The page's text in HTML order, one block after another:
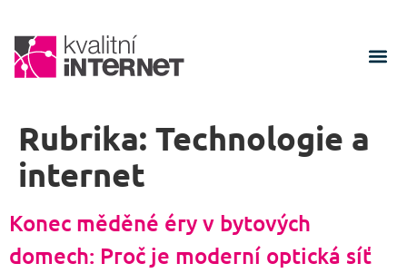
Rubrika: Technologie a
internet
Konec měděné éry v bytových
domech: Proč je moderní optická síť